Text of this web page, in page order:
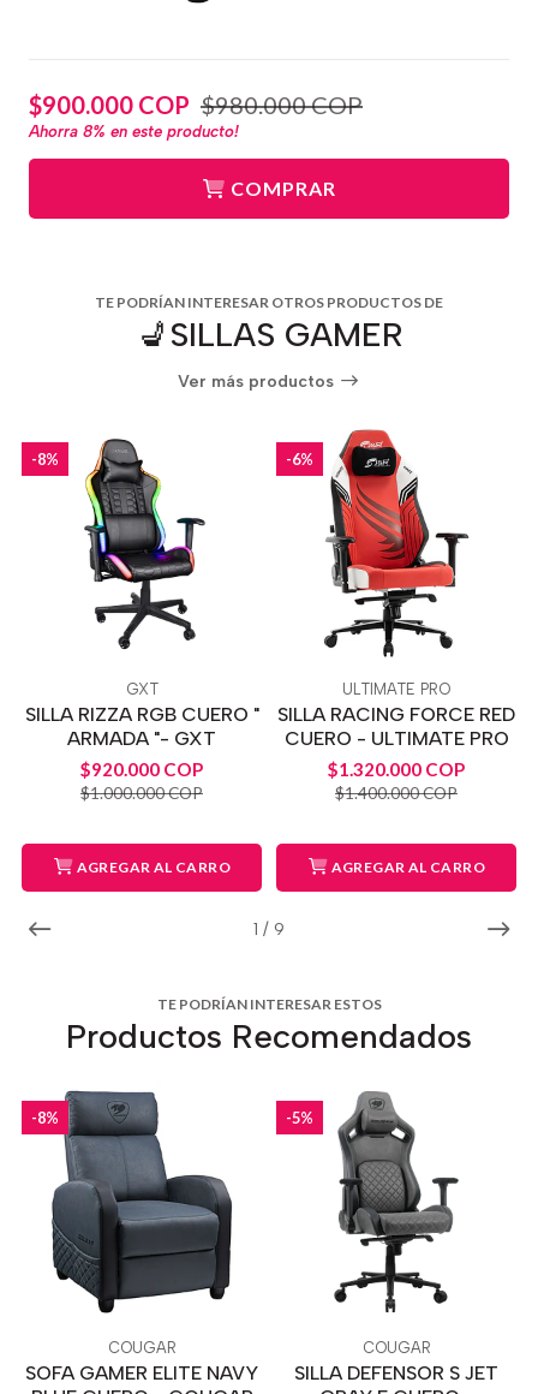
$900.000 COP $980.000 COP
Ahorra 8% en este producto!
COMPRAR
TE PODRÍAN INTERESAR OTROS PRODUCTOS DE
💺SILLAS GAMER
Ver más productos
1 / 9
-8%
GXT
SILLA RIZZA RGB CUERO "
ARMADA "- GXT
$920.000 COP
$1.000.000 COP
AGREGAR AL CARRO
-6%
ULTIMATE PRO
SILLA RACING FORCE RED
CUERO - ULTIMATE PRO
$1.320.000 COP
$1.400.000 COP
AGREGAR AL CARRO
TE PODRÍAN INTERESAR ESTOS
Productos Recomendados
-8%
COUGAR
SOFA GAMER ELITE NAVY
-5%
COUGAR
SILLA DEFENSOR S JET